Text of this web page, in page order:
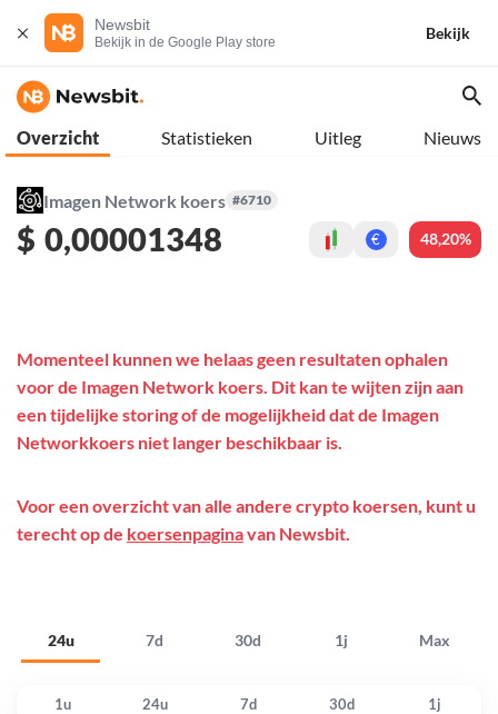
Newsbit
Bekijk in de Google Play store
Bekijk
Overzicht Statistieken Uitleg Nieuws
Imagen Network koers #6710
$ 0,00001348 € 48,20%
24u 7d 30d 1j Max
Momenteel kunnen we helaas geen resultaten ophalen
voor de Imagen Network koers. Dit kan te wijten zijn aan
een tijdelijke storing of de mogelijkheid dat de Imagen
Networkkoers niet langer beschikbaar is.
Voor een overzicht van alle andere crypto koersen, kunt u
terecht op de koersenpaginavan Newsbit.
1u 24u 7d 30d 1j